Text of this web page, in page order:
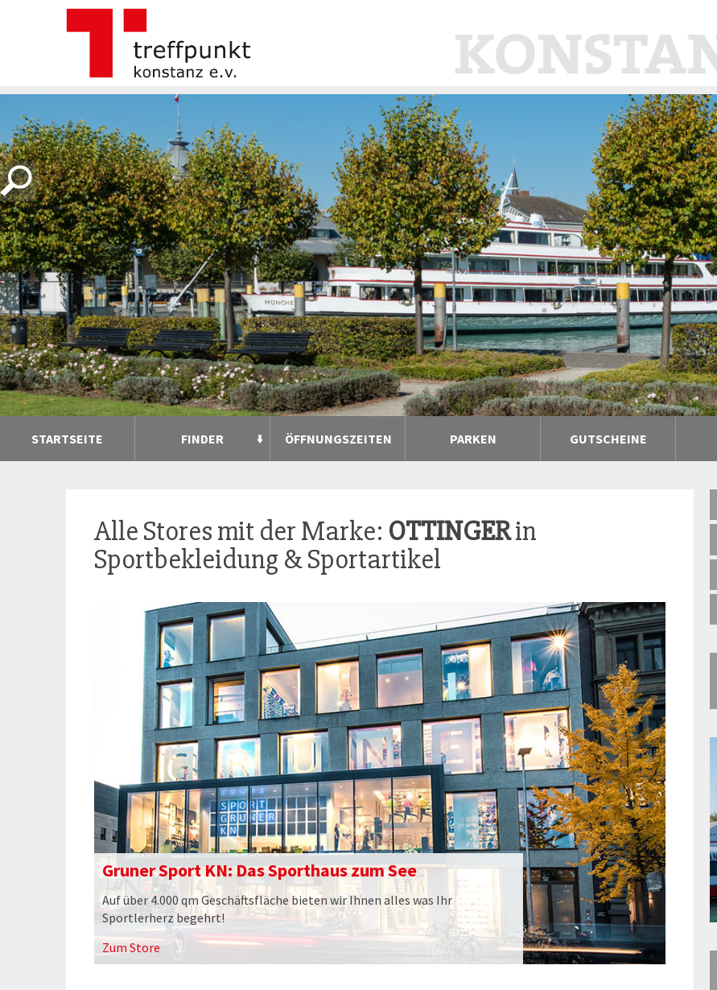
STARTSEITE FINDER ÖFFNUNGSZEITEN PARKEN GUTSCHEINE
Alle Stores mit der Marke: OTTINGERin
Sportbekleidung & Sportartikel
Gruner Sport KN: Das Sporthaus zum See
Auf über 4.000 qm Geschäftsfläche bieten wir Ihnen alles was Ihr
Sportlerherz begehrt!
Zum Store